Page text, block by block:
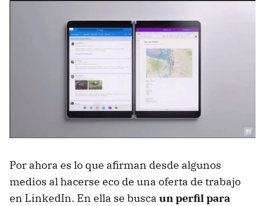
Por ahora es lo que afirman desde algunos
medios al hacerse eco de una oferta de trabajo
en LinkedIn. En ella se busca un perfil para